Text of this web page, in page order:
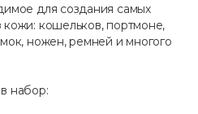
для создания самых
кошельков, портмоне,
ножен, ремней и многого
набор: